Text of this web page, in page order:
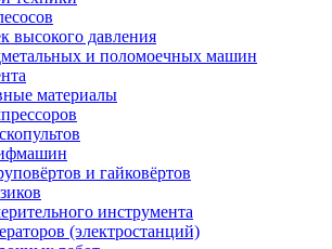
высокого давления
и поломоечных машин
материалы
и гайковёртов
инструмента
(электростанций)